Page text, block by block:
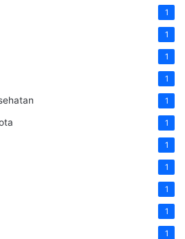
1
1
1
1
1
1
1
1
1
1
1